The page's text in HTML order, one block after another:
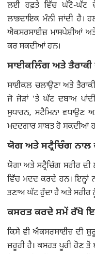
ਲਈ ਹਫ਼ਤੇ ਵਿੱਚ ਘੱਟੋ-ਘੱਟ ਦੋ
ਲਾਭਦਾਇਕ ਮੰਨੀ ਜਾਂਦੀ ਹੈ।
ਐਕਸਰਸਾਈਜ਼ ਮਾਸਪੇਸ਼ੀਆਂ
ਕਰ ਸਕਦੀਆਂ ਹਨ।
ਸਾਈਕਲਿੰਗ ਅਤੇ
ਸਾਈਕਲ ਚਲਾਉਣਾ ਅਤੇ
ਜੋ ਜੋੜਾਂ 'ਤੇ ਘੱਟ ਦਬਾਅ
ਸੁਧਾਰਨ, ਸਟੈਮਿਨਾ
ਮਦਦਗਾਰ ਸਾਬਤ ਹੋ ਸਕਦੀਆਂ
ਯੋਗ ਅਤੇ ਸਟ੍ਰੈਚਿੰਗ ਨਾਲ
ਯੋਗਾ ਅਤੇ ਸਟ੍ਰੈਚਿੰਗ ਸਰੀਰ
ਵਿੱਚ ਮਦਦ ਕਰਦੇ ਹਨ। ਇਨ੍ਹਾਂ
ਤਣਾਅ ਘੱਟ ਹੁੰਦਾ ਹੈ ਅਤੇ ਸਰੀਰ
ਕਸਰਤ ਕਰਦੇ ਸਮੇਂ ਰੱਖੋ
ਕਿਸੇ ਵੀ ਐਕਸਰਸਾਈਜ਼ ਦੀ
ਜ਼ਰੂਰੀ ਹੈ। ਕਸਰਤ ਪੂਰੀ ਹੋਣ ਤੋਂ